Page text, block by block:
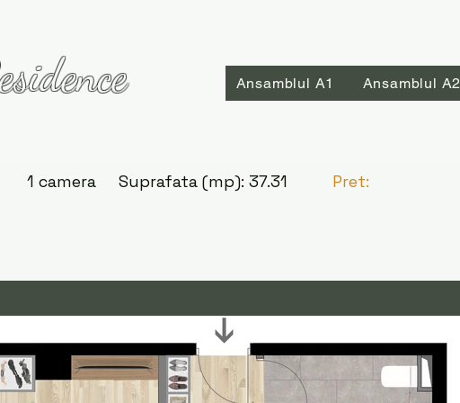
Ansamblul A1 Ansamblul A2
1 camera Suprafata (mp): 37.31 Pret: